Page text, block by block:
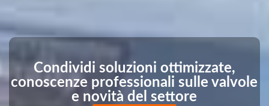
Condividi soluzioni ottimizzate,
conoscenze professionali sulle valvole
e novità del settore